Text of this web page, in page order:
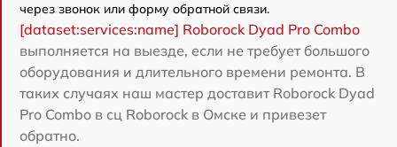
через звонок или форму обратной связи.
[dataset:services:name] Roborock Dyad Pro Combo
выполняется на выезде, если не требует большого
оборудования и длительного времени ремонта. В
таких случаях наш мастер доставит Roborock Dyad
Pro Combo в сц Roborock в Омске и привезет
обратно.